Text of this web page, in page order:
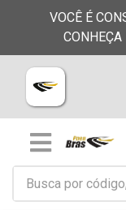
VOCÊ É